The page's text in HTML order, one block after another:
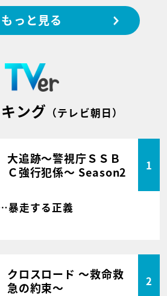
もっと見る
ング （テレビ朝日）
大追跡～警視庁ＳＳＢ
Ｃ強行犯係～ Season2
1
暴走する正義
クロスロード ～救命救
急の約束～
2